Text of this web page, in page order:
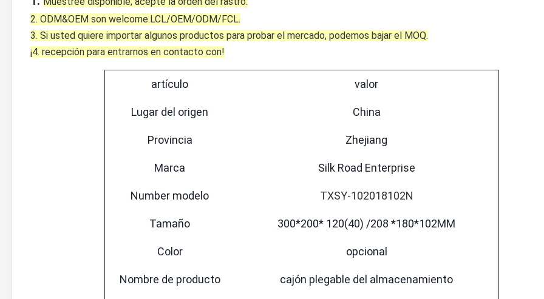
2. ODM&OEM son welcome.LCL/OEM/ODM/FCL.
3. Si usted quiere importar algunos productos para probar el mercado, podemos bajar el MOQ.
¡4. recepción para entrarnos en contacto con!
artículo valor
Lugar del origen China
Provincia Zhejiang
Marca Silk Road Enterprise
Number modelo TXSY-102018102N
Tamaño 300*200* 120(40) /208 *180*102MM
Color opcional
Nombre de producto cajón plegable del almacenamiento